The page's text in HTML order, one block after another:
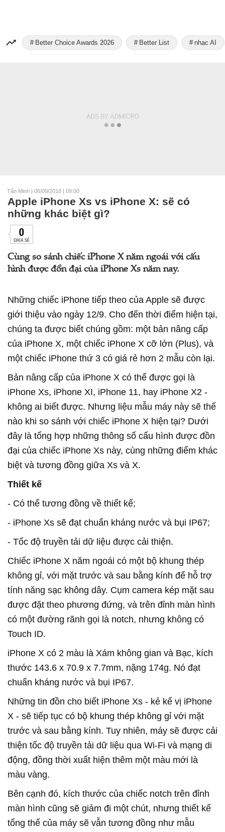
Better Choice Awards 2026 Better List nhạc AI
Tấn Minh | 06/09/2018 | 09:00
Apple iPhone Xs vs iPhone X: sẽ có
những khác biệt gì?
0
CHIA SẺ
Cùng so sánh chiếc iPhone X năm ngoái với cấu
hình được đồn đại của iPhone Xs năm nay.
Những chiếc iPhone tiếp theo của Apple sẽ được
giới thiệu vào ngày 12/9. Cho đến thời điểm hiện tại,
chúng ta được biết chúng gồm: một bản nâng cấp
của iPhone X, một chiếc iPhone X cỡ lớn (Plus), và
một chiếc iPhone thứ 3 có giá rẻ hơn 2 mẫu còn lại.
Bản nâng cấp của iPhone X có thể được gọi là
iPhone Xs, iPhone XI, iPhone 11, hay iPhone X2 -
không ai biết được. Nhưng liệu mẫu máy này sẽ thế
nào khi so sánh với chiếc iPhone X hiện tại? Dưới
đây là tổng hợp những thông số cấu hình được đồn
đại của chiếc iPhone Xs này, cùng những điểm khác
biệt và tương đồng giữa Xs và X.
Thiết kế
- Có thể tương đồng về thiết kế;
- iPhone Xs sẽ đạt chuẩn kháng nước và bụi IP67;
- Tốc độ truyền tải dữ liệu được cải thiện.
Chiếc iPhone X năm ngoái có một bộ khung thép
không gỉ, với mặt trước và sau bằng kính để hỗ trợ
tính năng sạc không dây. Cụm camera kép mặt sau
được đặt theo phương đứng, và trên đỉnh màn hình
có một đường rãnh gọi là notch, nhưng không có
Touch ID.
iPhone X có 2 màu là Xám không gian và Bạc, kích
thước 143.6 x 70.9 x 7.7mm, nặng 174g. Nó đạt
chuẩn kháng nước và bụi IP67.
Những tin đồn cho biết iPhone Xs - kẻ kế vị iPhone
X - sẽ tiếp tục có bộ khung thép không gỉ với mặt
trước và sau bằng kính. Tuy nhiên, máy sẽ được cải
thiện tốc độ truyền tải dữ liệu qua Wi-Fi và mạng di
động, đồng thời xuất hiện thêm một màu mới là
màu vàng.
Bên cạnh đó, kích thước của chiếc notch trên đỉnh
màn hình cũng sẽ giảm đi một chút, nhưng thiết kế
tổng thể của máy sẽ vẫn tương đồng như mẫu